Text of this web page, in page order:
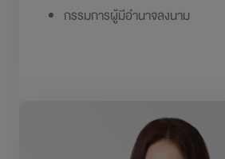
กรรมการผู้มีอำนาจลงนาม